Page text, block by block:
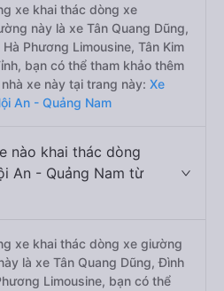
xe khai thác dòng xe
này là xe Tân Quang Dũng,
Phương Limousine, Tân Kim
bạn có thể tham khảo thêm
xe này tại trang này: Xe
An - Quảng Nam
nào khai thác dòng
An - Quảng Nam từ
xe khai thác dòng xe giường
là xe Tân Quang Dũng, Đình
Limousine, bạn có thể